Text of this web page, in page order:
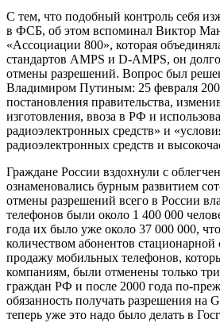
С тем, что подобный контроль себя
в ФСБ, об этом вспоминал Виктор
«Ассоциации 800», которая
стандартов AMPS и D-AMPS, он
отмены разрешений. Вопрос был
Владимиром Путиным: 25 февраля
постановления правительства,
изготовления, ввоза в РФ и
радиоэлектронных средств» и
радиоэлектронных средств и
Граждане России вздохнули с
ознаменовались бурным развитием
отмены разрешений всего в России
телефонов были около 1 400 000
года их было уже около 37 000 000,
количеством абонентов стационарной
продажу мобильных телефонов,
компаниям, были отменены только
граждан РФ и после 2000 года по-
обязанность получать разрешения на
теперь уже это надо было делать в